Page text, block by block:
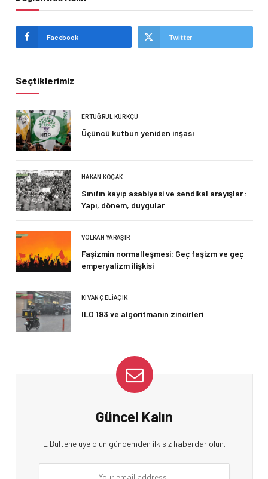
Facebook Twitter
Seçtiklerimiz
ERTUĞRUL KÜRKÇÜ
Üçüncü kutbun yeniden inşası
HAKAN KOÇAK
Sınıfın kayıp asabiyesi ve sendikal arayışlar :
Yapı, dönem, duygular
VOLKAN YARAŞIR
Faşizmin normalleşmesi: Geç faşizm ve geç
emperyalizm ilişkisi
KIVANÇ ELIAÇIK
ILO 193 ve algoritmanın zincirleri
Güncel Kalın
E Bültene üye olun gündemden ilk siz haberdar olun.